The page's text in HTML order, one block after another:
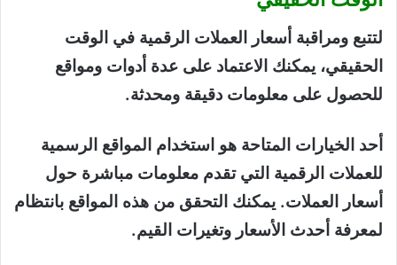
لتتبع ومراقبة أسعار العملات الرقمية في الوقت
الحقيقي، يمكنك الاعتماد على عدة أدوات ومواقع
للحصول على معلومات دقيقة ومحدثة.
أحد الخيارات المتاحة هو استخدام المواقع الرسمية
للعملات الرقمية التي تقدم معلومات مباشرة حول
أسعار العملات. يمكنك التحقق من هذه المواقع بانتظام
لمعرفة أحدث الأسعار وتغيرات القيم.